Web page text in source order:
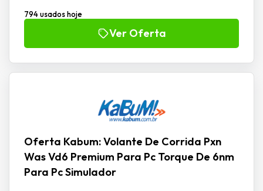
794 usados hoje
Ver Oferta
Oferta Kabum: Volante De Corrida Pxn
Was Vd6 Premium Para Pc Torque De 6nm
Para Pc Simulador